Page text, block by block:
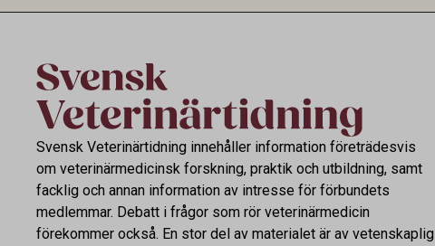
Svensk Veterinärtidning innehåller information företrädesvis
om veterinärmedicinsk forskning, praktik och utbildning, samt
facklig och annan information av intresse för förbundets
medlemmar. Debatt i frågor som rör veterinärmedicin
förekommer också. En stor del av materialet är av vetenskaplig